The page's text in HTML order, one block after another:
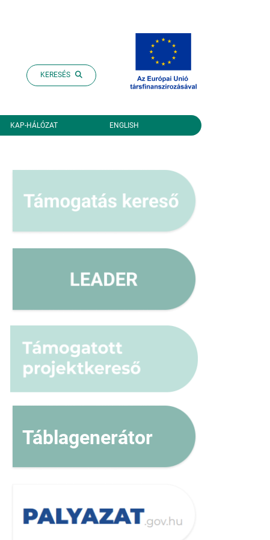
KERESÉS
KAP-HÁLÓZAT ENGLISH
Táblagenerátor